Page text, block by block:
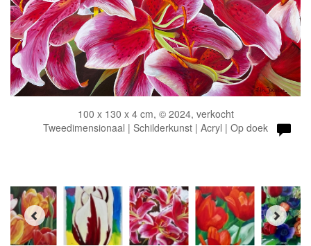
100 x 130 x 4 cm, © 2024, verkocht
Tweedimensionaal | Schilderkunst | Acryl | Op doek